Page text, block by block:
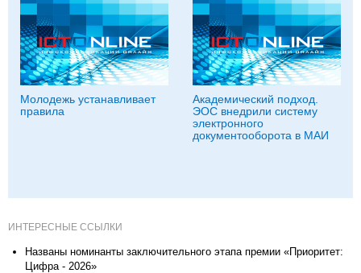
Молодежь устанавливает
правила
Академический подход.
ЭОС внедрили систему
электронного
документооборота в МАИ
ИНТЕРЕСНЫЕ ССЫЛКИ
Названы номинанты заключительного этапа премии «Приоритет:
Цифра - 2026»